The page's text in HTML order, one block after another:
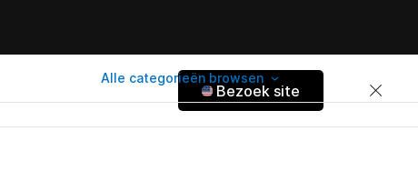
Alle categorieën browsen
Bezoek site